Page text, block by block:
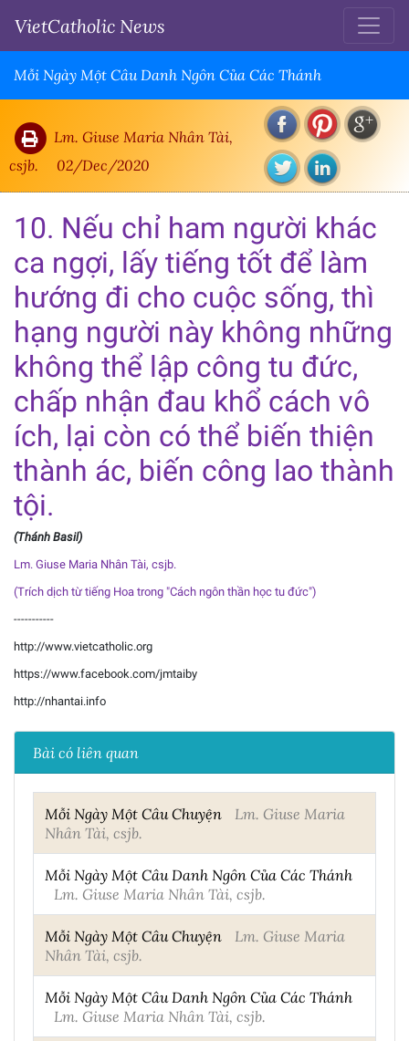
VietCatholic News
Mỗi Ngày Một Câu Danh Ngôn Của Các Thánh
Lm. Giuse Maria Nhân Tài,
csjb.
02/Dec/2020
10. Nếu chỉ ham người khác
ca ngợi, lấy tiếng tốt để làm
hướng đi cho cuộc sống, thì
hạng người này không những
không thể lập công tu đức,
chấp nhận đau khổ cách vô
ích, lại còn có thể biến thiện
thành ác, biến công lao thành
tội.
(Thánh Basil)
Lm. Giuse Maria Nhân Tài, csjb.
(Trích dịch từ tiếng Hoa trong "Cách ngôn thần học tu đức")
-----------
http://www.vietcatholic.org
https://www.facebook.com/jmtaiby
http://nhantai.info
Bài có liên quan
Mỗi Ngày Một Câu Chuyện
Lm. Giuse Maria
Nhân Tài, csjb.
Mỗi Ngày Một Câu Danh Ngôn Của Các Thánh
Lm. Giuse Maria Nhân Tài, csjb.
Mỗi Ngày Một Câu Chuyện
Lm. Giuse Maria
Nhân Tài, csjb.
Mỗi Ngày Một Câu Danh Ngôn Của Các Thánh
Lm. Giuse Maria Nhân Tài, csjb.